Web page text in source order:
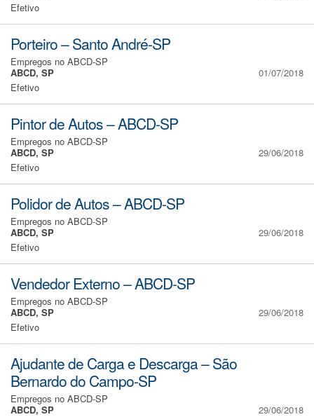
Efetivo
Porteiro – Santo André-SP
Empregos no ABCD-SP
ABCD, SP
Efetivo
01/07/2018
Pintor de Autos – ABCD-SP
Empregos no ABCD-SP
ABCD, SP
Efetivo
29/06/2018
Polidor de Autos – ABCD-SP
Empregos no ABCD-SP
ABCD, SP
Efetivo
29/06/2018
Vendedor Externo – ABCD-SP
Empregos no ABCD-SP
ABCD, SP
Efetivo
29/06/2018
Ajudante de Carga e Descarga – São
Bernardo do Campo-SP
Empregos no ABCD-SP
ABCD, SP
29/06/2018